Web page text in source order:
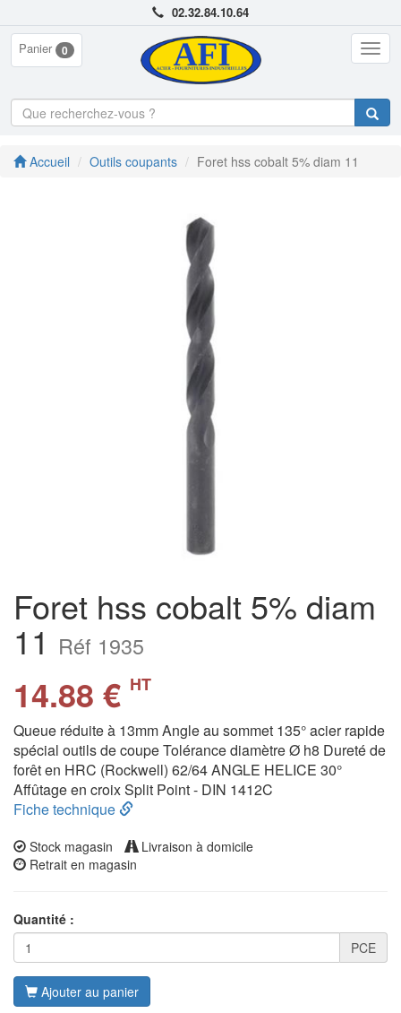
02.32.84.10.64
Panier 0
Accueil Outils coupants Foret hss cobalt 5% diam 11
Foret hss cobalt 5% diam
11 Réf 1935
14.88 € HT
Queue réduite à 13mm Angle au sommet 135° acier rapide
spécial outils de coupe Tolérance diamètre Ø h8 Dureté de
forêt en HRC (Rockwell) 62/64 ANGLE HELICE 30°
Affûtage en croix Split Point - DIN 1412C
Fiche technique
Stock magasin
Livraison à domicile
Retrait en magasin
Quantité :
PCE
Ajouter au panier